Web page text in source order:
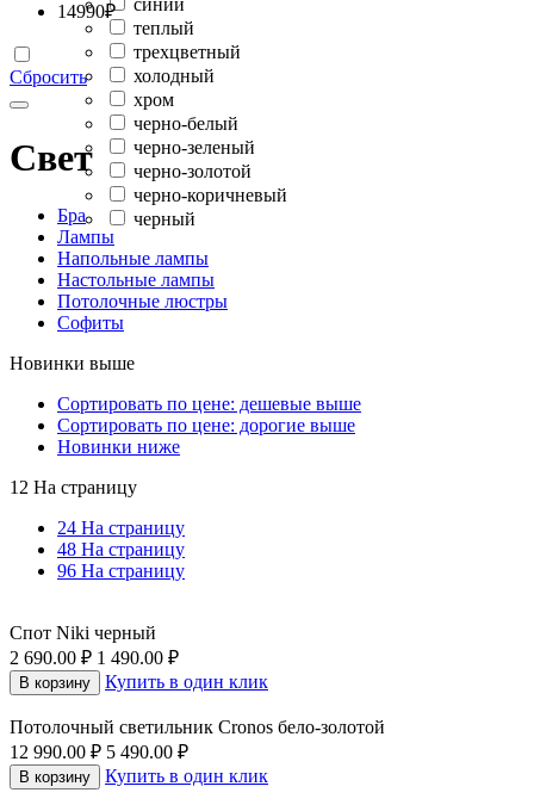
синий
теплый
трехцветный
холодный
хром
черно-белый
черно-зеленый
черно-золотой
черно-коричневый
черный
14990₽
Сбросить
Свет
Бра
Лампы
Напольные лампы
Настольные лампы
Потолочные люстры
Софиты
Новинки выше
Сортировать по цене: дешевые выше
Сортировать по цене: дорогие выше
Новинки ниже
12 На страницу
24 На страницу
48 На страницу
96 На страницу
Спот Niki черный
2 690.00 ₽ 1 490.00 ₽
В корзину Купить в один клик
Потолочный светильник Cronos бело-золотой
12 990.00 ₽ 5 490.00 ₽
В корзину Купить в один клик